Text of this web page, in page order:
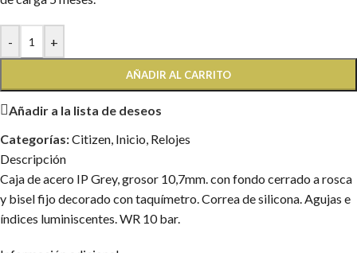
- +
AÑADIR AL CARRITO
Añadir a la lista de deseos
Categorías:Citizen, Inicio, Relojes
Descripción
Caja de acero IP Grey, grosor 10,7mm. con fondo cerrado a rosca
y bisel fijo decorado con taquímetro. Correa de silicona. Agujas e
índices luminiscentes. WR 10 bar.